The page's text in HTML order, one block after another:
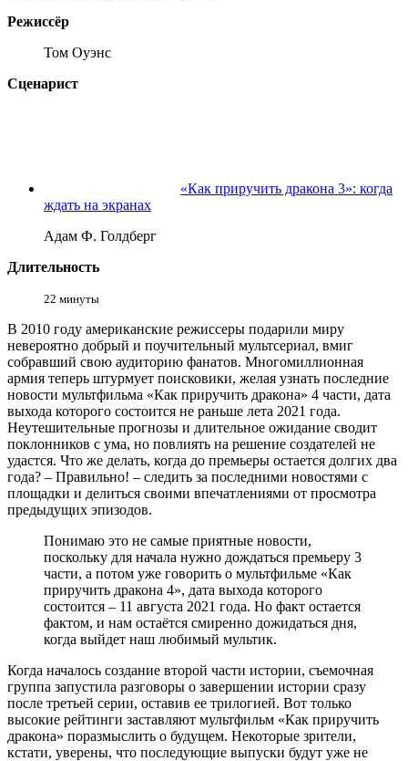
Режиссёр
Том Оуэнс
Сценарист
«Как приручить дракона 3»: когда
ждать на экранах
Адам Ф. Голдберг
Длительность
22 минуты
В 2010 году американские режиссеры подарили миру
невероятно добрый и поучительный мультсериал, вмиг
собравший свою аудиторию фанатов. Многомиллионная
армия теперь штурмует поисковики, желая узнать последние
новости мультфильма «Как приручить дракона» 4 части, дата
выхода которого состоится не раньше лета 2021 года.
Неутешительные прогнозы и длительное ожидание сводит
поклонников с ума, но повлиять на решение создателей не
удастся. Что же делать, когда до премьеры остается долгих два
года? – Правильно! – следить за последними новостями с
площадки и делиться своими впечатлениями от просмотра
предыдущих эпизодов.
Понимаю это не самые приятные новости,
поскольку для начала нужно дождаться премьеру 3
части, а потом уже говорить о мультфильме «Как
приручить дракона 4», дата выхода которого
состоится – 11 августа 2021 года. Но факт остается
фактом, и нам остаётся смиренно дожидаться дня,
когда выйдет наш любимый мультик.
Когда началось создание второй части истории, съемочная
группа запустила разговоры о завершении истории сразу
после третьей серии, оставив ее трилогией. Вот только
высокие рейтинги заставляют мультфильм «Как приручить
дракона» поразмыслить о будущем. Некоторые зрители,
кстати, уверены, что последующие выпуски будут уже не